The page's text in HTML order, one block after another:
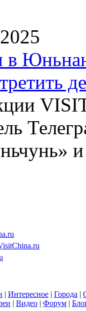
| Интересное | Города |
| Видео | Форум |